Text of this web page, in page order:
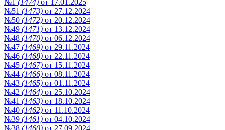
№51 (1473) от 27.12.2024
№50 (1472) от 20.12.2024
№49 (1471) от 13.12.2024
№48 (1470) от 06.12.2024
№47 (1469) от 29.11.2024
№46 (1468) от 22.11.2024
№45 (1467) от 15.11.2024
№44 (1466) от 08.11.2024
№43 (1465) от 01.11.2024
№42 (1464) от 25.10.2024
№41 (1463) от 18.10.2024
№40 (1462) от 11.10.2024
№39 (1461) от 04.10.2024
№38 (1460) от 27.09.2024